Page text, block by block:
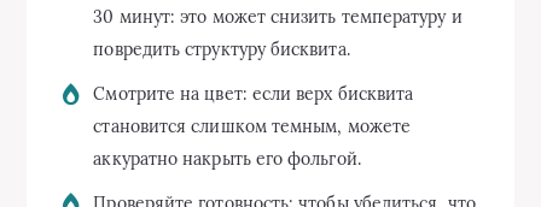
30 минут: это может снизить температуру и
повредить структуру бисквита.
Смотрите на цвет: если верх бисквита
становится слишком темным, можете
аккуратно накрыть его фольгой.